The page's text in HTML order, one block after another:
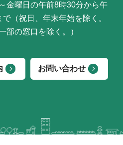
金曜日の午前8時30分から午
で（祝日、年末年始を除く。
部の窓口を除く。）
お問い合わせ